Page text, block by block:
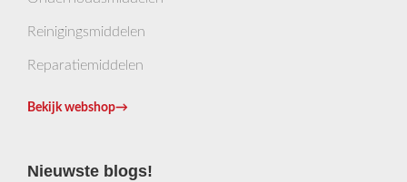
Reinigingsmiddelen
Reparatiemiddelen
Bekijk webshop→
Nieuwste blogs!